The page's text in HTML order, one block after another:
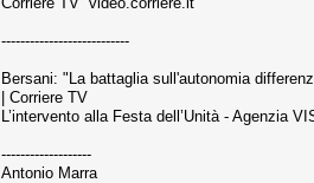
---------------------------
Bersani: "La battaglia sull'autonomia
| Corriere TV
L’intervento alla Festa dell’Unità - Agenzia
-------------------
Antonio Marra